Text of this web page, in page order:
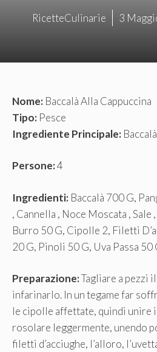
RicetteCulinarie 3
Nome: Baccalà Alla Cappuccina
Tipo: Pesce
Ingrediente Principale: Baccalà
Persone:4
Ingredienti: Baccalà 700 G,
, Cannella , Noce Moscata ,
Burro 50 G, Cipolle 2, Filetti
20 G, Pinoli 50 G, Uva Passa 50
Preparazione:Tagliare a pezzi
infarinarlo. In un tegame far
le cipolle affettate, quindi unire
rosolare leggermente, unendo
filetti d’acciughe, l’alloro,